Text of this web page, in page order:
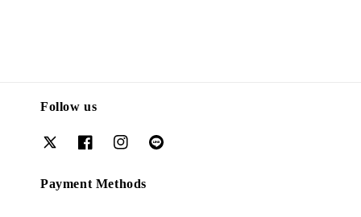
Follow us
Payment Methods